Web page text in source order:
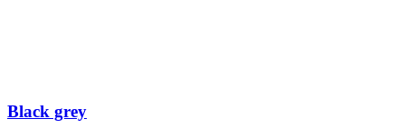
Black grey